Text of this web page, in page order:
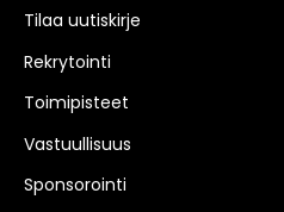
Tilaa uutiskirje
Rekrytointi
Toimipisteet
Vastuullisuus
Sponsorointi